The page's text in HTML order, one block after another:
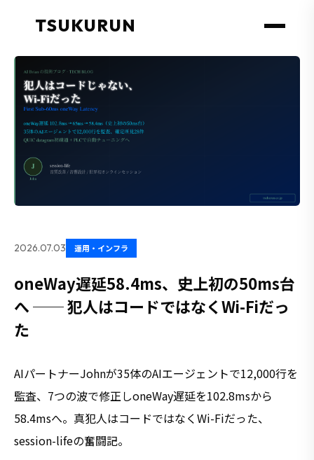
TSUKURUN
2026.07.03 運用・インフラ
oneWay遅延58.4ms、史上初の50ms台
へ ── 犯人はコードではなくWi-Fiだっ
た
AIパートナーJohnが35体のAIエージェントで12,000行を
監査、7つの波で修正しoneWay遅延を102.8msから
58.4msへ。真犯人はコードではなくWi-Fiだった、
session-lifeの奮闘記。